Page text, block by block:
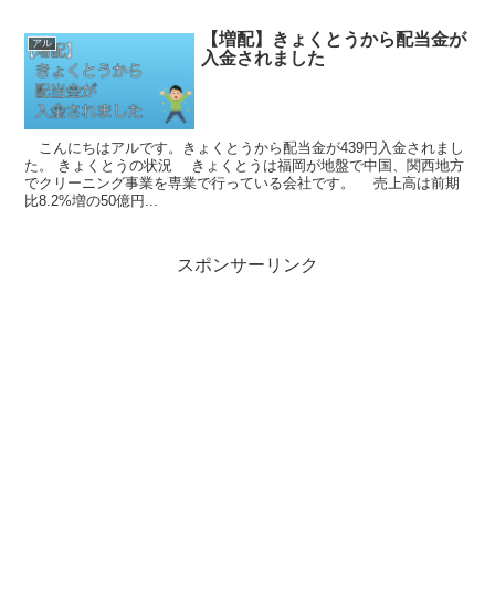
アル
【増配】きょくとうから配当金が
入金されました
こんにちはアルです。きょくとうから配当金が439円入金されまし
た。 きょくとうの状況 きょくとうは福岡が地盤で中国、関西地方
でクリーニング事業を専業で行っている会社です。 売上高は前期
比8.2%増の50億円...
スポンサーリンク